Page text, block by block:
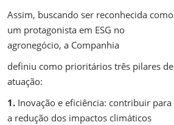
Assim, buscando ser reconhecida como
um protagonista em ESG no
agronegócio, a Companhia
definiu como prioritários três pilares de
atuação:
1. Inovação e eficiência: contribuir para
a redução dos impactos climáticos